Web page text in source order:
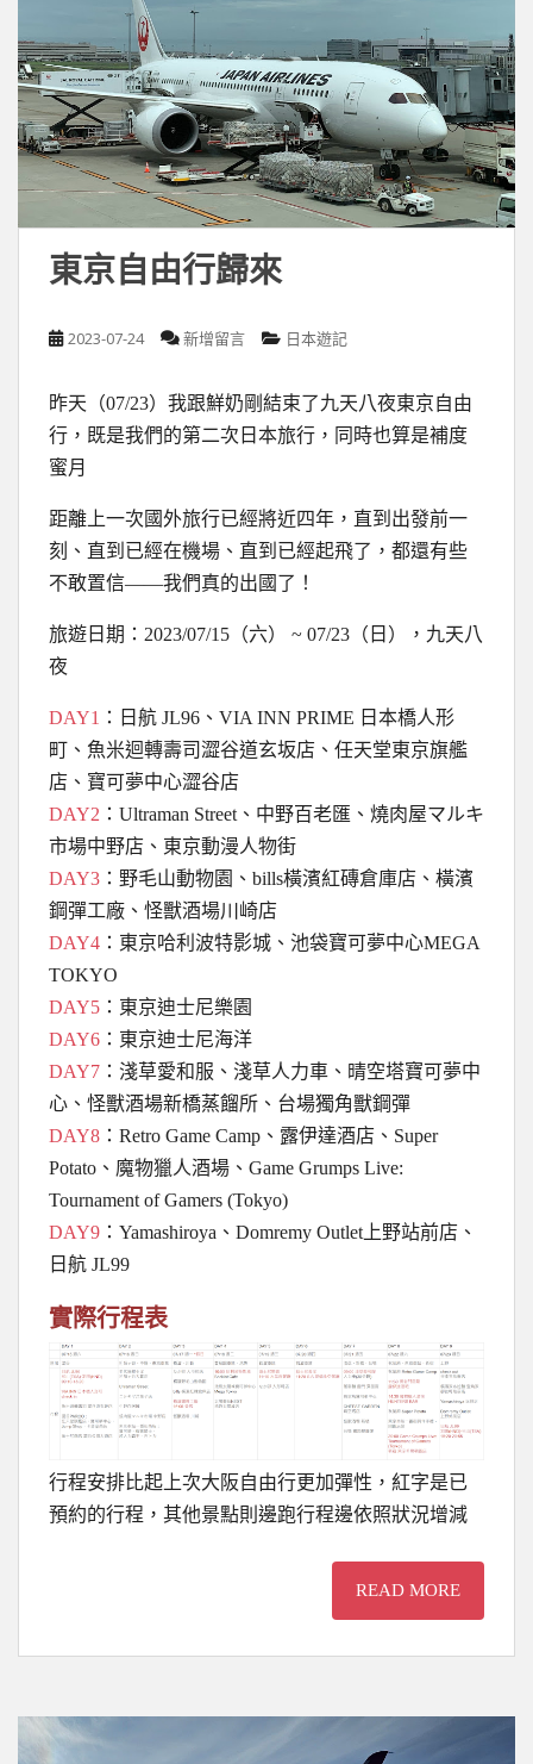
東京自由行歸來
2023-07-24 新增留言 日本遊記
昨天（07/23）我跟鮮奶剛結束了九天八夜東京自由
行，既是我們的第二次日本旅行，同時也算是補度
蜜月
距離上一次國外旅行已經將近四年，直到出發前一
刻、直到已經在機場、直到已經起飛了，都還有些
不敢置信——我們真的出國了！
旅遊日期：2023/07/15（六） ~ 07/23（日），九天八
夜
DAY1 ：日航 JL96、VIA INN PRIME 日本橋人形
町、魚米迴轉壽司澀谷道玄坂店、任天堂東京旗艦
店、寶可夢中心澀谷店
DAY2 ：Ultraman Street、中野百老匯、燒肉屋マルキ
市場中野店、東京動漫人物街
DAY3 ：野毛山動物園、bills橫濱紅磚倉庫店、橫濱
鋼彈工廠、怪獸酒場川崎店
DAY4 ：東京哈利波特影城、池袋寶可夢中心MEGA
TOKYO
DAY5 ：東京迪士尼樂園
DAY6 ：東京迪士尼海洋
DAY7 ：淺草愛和服、淺草人力車、晴空塔寶可夢中
心、怪獸酒場新橋蒸餾所、台場獨角獸鋼彈
DAY8 ：Retro Game Camp、露伊達酒店、Super
Potato、魔物獵人酒場、Game Grumps Live:
Tournament of Gamers (Tokyo)
DAY9 ：Yamashiroya、Domremy Outlet上野站前店、
日航 JL99
實際行程表
行程安排比起上次大阪自由行更加彈性，紅字是已
預約的行程，其他景點則邊跑行程邊依照狀況增減
READ MORE